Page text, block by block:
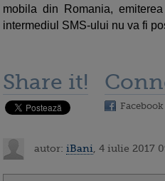
mobila din Romania,
intermediul SMS-ului nu va fi
Share it!
Facebook
autor: iBani , 4 iulie 2017